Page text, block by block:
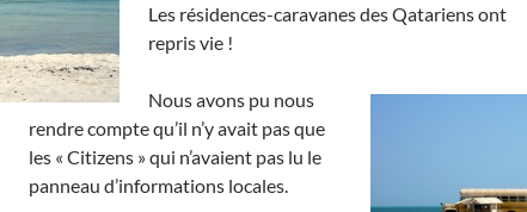
Les résidences-caravanes des Qatariens ont
repris vie !
Nous avons pu nous
rendre compte qu’il n’y avait pas que
les « Citizens » qui n’avaient pas lu le
panneau d’informations locales.